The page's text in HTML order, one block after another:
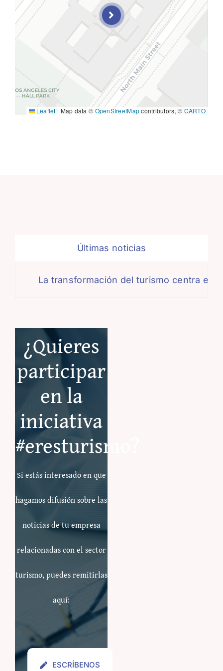
Leaflet | Map data © OpenStreetMapcontributors, © CARTO
Últimas noticias
La transformación del turismo centra el
¿Quieres
participar
en la
iniciativa
#eresturismo?
Si estás interesado en que
hagamos difusión sobre las
noticias de tu empresa
relacionadas con el sector
turismo, puedes remitirlas
aquí:
ESCRÍBENOS